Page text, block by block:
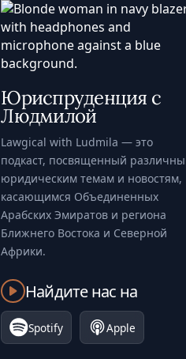
Юриспруденция с
Людмилой
Lawgical with Ludmila — это
подкаст, посвященный
юридическим темам и новостям,
касающимся Объединенных
Арабских Эмиратов и региона
Ближнего Востока и Северной
Африки.
Найдите нас на
Spotify Apple